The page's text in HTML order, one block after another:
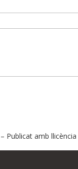
– Publicat amb llicència